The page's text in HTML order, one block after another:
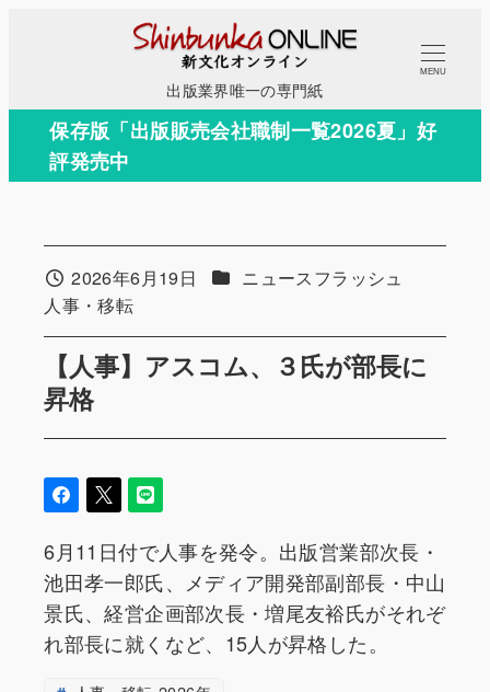
コ
テ
出版業界唯一の専門紙
MENU
保存版「出版販売会社職制一覧2026夏」好
評発売中
【人事】アスコム、３氏が部長に
昇格
投稿日2026年6月19日 カテゴリー
ニュースフラッシュ
カテゴリー
人事・移転
6月11日付で人事を発令。出版営業部次長・
池田孝一郎氏、メディア開発部副部長・中山
景氏、経営企画部次長・増尾友裕氏がそれぞ
れ部長に就くなど、15人が昇格した。